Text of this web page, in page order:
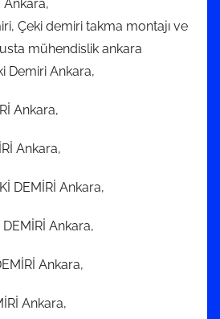
Ankara,
Çeki demiri takma montajı ve
mühendislik ankara
Demiri Ankara,
Ankara,
Ankara,
DEMİRİ Ankara,
DEMİRİ Ankara,
Ankara,
Ankara,